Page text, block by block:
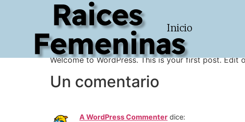
Raices
Femeninas
Inicio
Hello world!
Welcome to WordPress. This is your first post.
Un comentario
A WordPress Commenter dice: